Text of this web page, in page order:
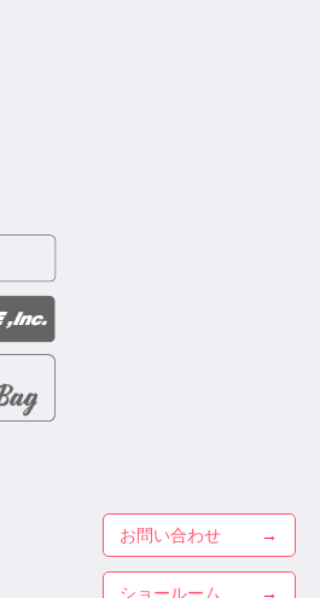
お問い合わせ
ショールーム